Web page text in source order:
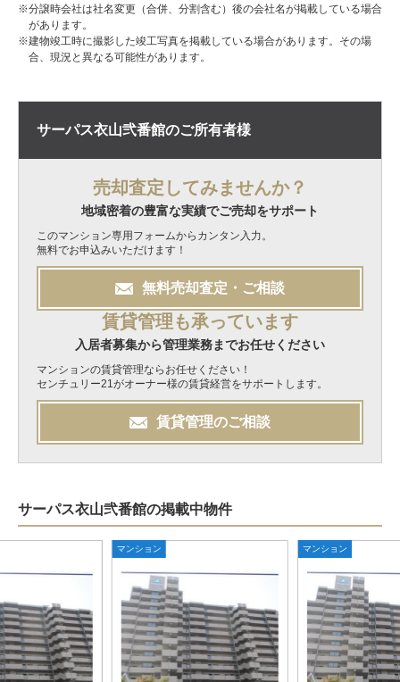
※分譲時会社は社名変更（合併、分割含む）後の会社名が掲載している場合
があります。
※建物竣工時に撮影した竣工写真を掲載している場合があります。その場
合、現況と異なる可能性があります。
サーパス衣山弐番館のご所有者様
売却査定してみませんか？
地域密着の豊富な実績でご売却をサポート
このマンション専用フォームからカンタン入力。
無料でお申込みいただけます！
無料売却査定・ご相談
賃貸管理も承っています
入居者募集から管理業務までお任せください
マンションの賃貸管理ならお任せください！
センチュリー21がオーナー様の賃貸経営をサポートします。
賃貸管理のご相談
サーパス衣山弐番館の掲載中物件
マンション マンション